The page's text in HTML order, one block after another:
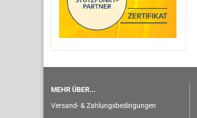
MEHR ÜBER...
Versand- & Zahlungsbedingungen